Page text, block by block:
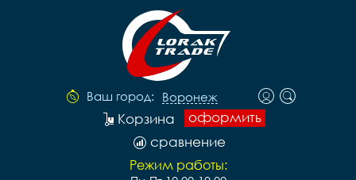
Ваш город: Воронеж
оформить
Корзина
сравнение
Режим работы: